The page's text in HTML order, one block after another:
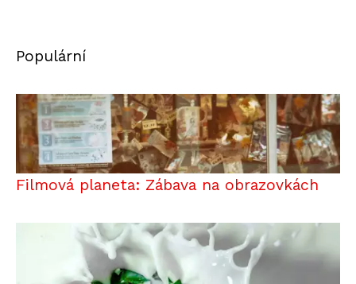
Populární
Filmová planeta: Zábava na obrazovkách